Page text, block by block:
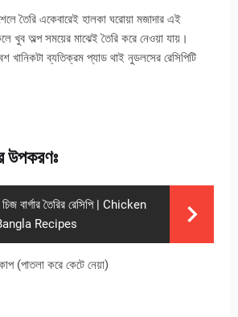
তৈরি একেবারেই হালকা ঘরোয়া মজাদার এই
খুব অল্প সময়ের মাঝেই তৈরি করে নেওয়া যায়।
খানিকটা ব্যতিক্রম প্যাড থাই নুডলসের রেসিপিটি
উপকরণঃ
বার্গার তৈরির রেসিপি | Chicken
Recipes
(পাতলা করে কেটে নেয়া)